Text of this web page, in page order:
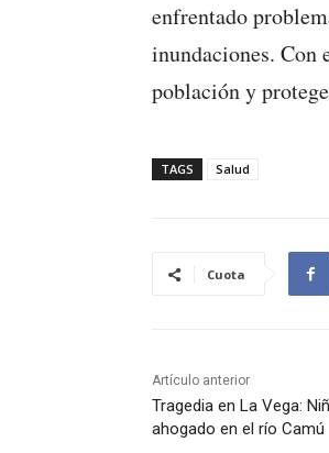
enfrentado
inundaciones. Con
población y
TAGS Salud
Cuota
Artículo anterior
Tragedia en La Vega:
ahogado en el río Camú